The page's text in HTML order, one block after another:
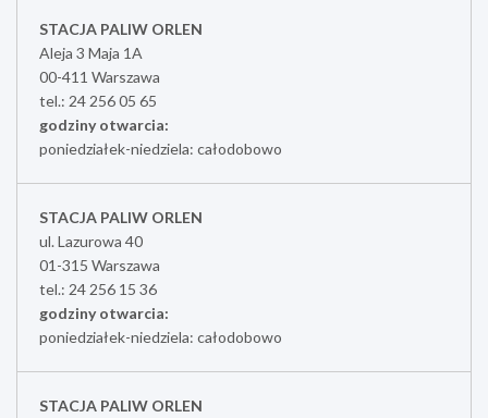
STACJA PALIW ORLEN
Aleja 3 Maja 1A
00-411 Warszawa
tel.: 24 256 05 65
godziny otwarcia:
poniedziałek-niedziela: całodobowo
STACJA PALIW ORLEN
ul. Lazurowa 40
01-315 Warszawa
tel.: 24 256 15 36
godziny otwarcia:
poniedziałek-niedziela: całodobowo
STACJA PALIW ORLEN